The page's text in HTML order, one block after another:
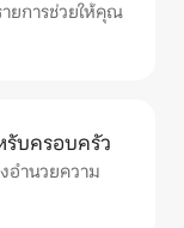
ยการช่วยให้คุณ
บครอบครัว
อำนวยความ